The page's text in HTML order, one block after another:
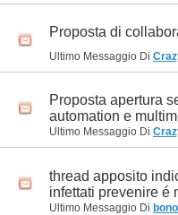
Proposta di
Ultimo Messaggio Di
Proposta apertura
automation e
Ultimo Messaggio Di
thread apposito
infettati prevenire é
Ultimo Messaggio Di